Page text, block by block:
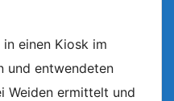
einen Kiosk im
und entwendeten
Weiden ermittelt und